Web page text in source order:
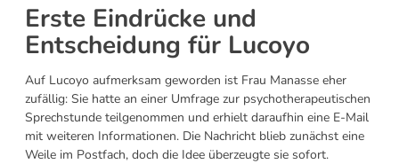
Erste Eindrücke und
Entscheidung für Lucoyo
Auf Lucoyo aufmerksam geworden ist Frau Manasse eher
zufällig: Sie hatte an einer Umfrage zur psychotherapeutischen
Sprechstunde teilgenommen und erhielt daraufhin eine E-Mail
mit weiteren Informationen. Die Nachricht blieb zunächst eine
Weile im Postfach, doch die Idee überzeugte sie sofort.